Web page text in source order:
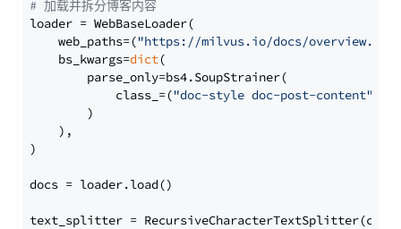
# 加载并拆分博客内容
loader = WebBaseLoader(
    web_paths=(
"https://milvus.io/docs/overview.md"
    bs_kwargs=
dict(
        parse_only=bs4.SoupStrainer(
            class_=(
"doc-style doc-post-content"
        )
    ),
)
docs = loader.load()
text_splitter =